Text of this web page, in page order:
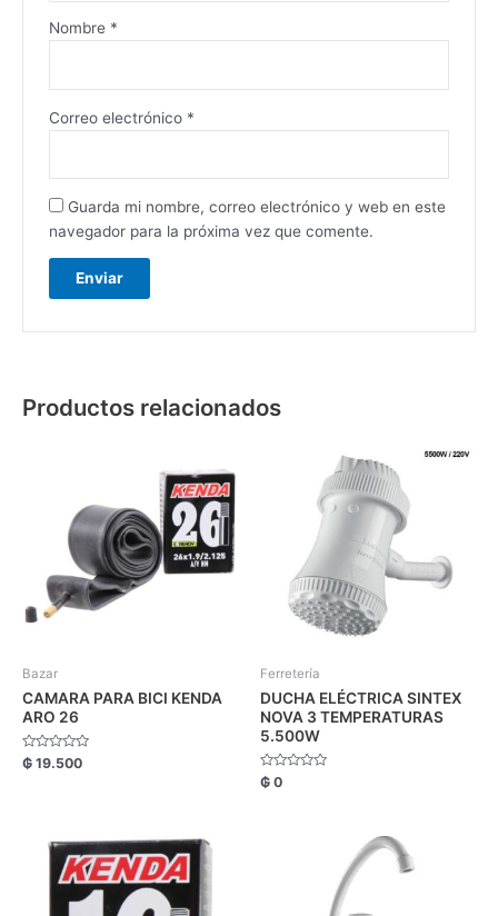
Nombre *
Correo electrónico *
Guarda mi nombre, correo electrónico y web en este
navegador para la próxima vez que comente.
Productos relacionados
Bazar
CAMARA PARA BICI KENDA
ARO 26
Valorado
con
₲ 19.500
Ferretería
DUCHA ELÉCTRICA SINTEX
NOVA 3 TEMPERATURAS
5.500W
Valorado
con
₲ 0